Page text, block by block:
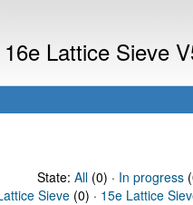
Lattice Sieve
State: All(0) · In progress
Sieve (0) · 15e Lattice